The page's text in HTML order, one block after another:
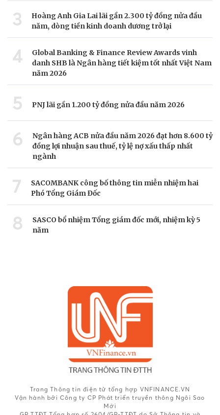
3
Hoàng Anh Gia Lai lãi gần 2.300 tỷ đồng nửa đầu
năm, dòng tiền kinh doanh dương trở lại
4
Global Banking & Finance Review Awards vinh
danh SHB là Ngân hàng tiết kiệm tốt nhất Việt Nam
năm 2026
5 PNJ lãi gần 1.200 tỷ đồng nửa đầu năm 2026
6
Ngân hàng ACB nửa đầu năm 2026 đạt hơn 8.600 tỷ
đồng lợi nhuận sau thuế, tỷ lệ nợ xấu thấp nhất
ngành
7
SACOMBANK công bố thông tin miễn nhiệm hai
Phó Tổng Giám Đốc
8
SASCO bổ nhiệm Tổng giám đốc mới, nhiệm kỳ 5
năm
Trang Thông tin điện tử tổng hợp VNFINANCE.VN
Vận hành bởi Công ty CP Phát triển truyền thông Ngôi Sao
Mới